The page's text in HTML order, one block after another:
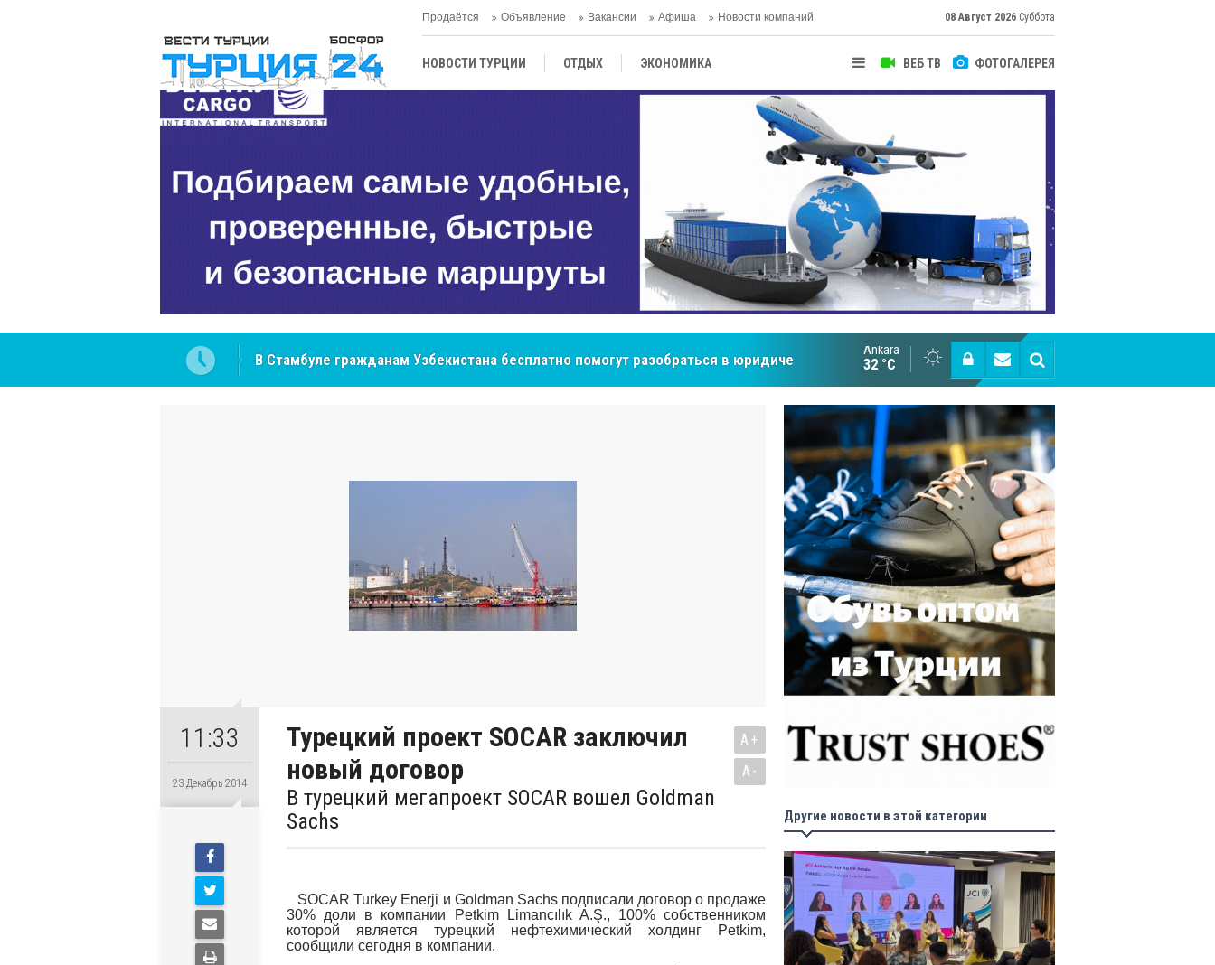
Продаётся Объявление Вакансии Афиша Новости компаний 08 Август 2026 Суббота
ВЕБ ТВ ФОТОГАЛЕРЕЯ
НОВОСТИ ТУРЦИИ ОТДЫХ ЭКОНОМИКА
ЦЕНТРАЛЬНАЯ АЗИЯ
В Стамбуле гражданам Узбекистана бесплатно помогут разобраться в юридических
вопросах
NCS Jeans: турецкий бренд, покоривший сердца покупателей Центральной Азии
Cottonhill покоряет мировые рынки
Ankara
32 °C
11:33
23 Декабрь 2014
Турецкий проект SOCAR заключил
новый договор
В турецкий мегапроект SOCAR вошел Goldman
Sachs
A+
A-
SOCAR Turkey Enerji и Goldman Sachs подписали договор о продаже
30% доли в компании Petkim Limancılık A.Ş., 100% собственником
которой является турецкий нефтехимический холдинг Petkim,
сообщили сегодня в компании.
Другие новости в этой категории